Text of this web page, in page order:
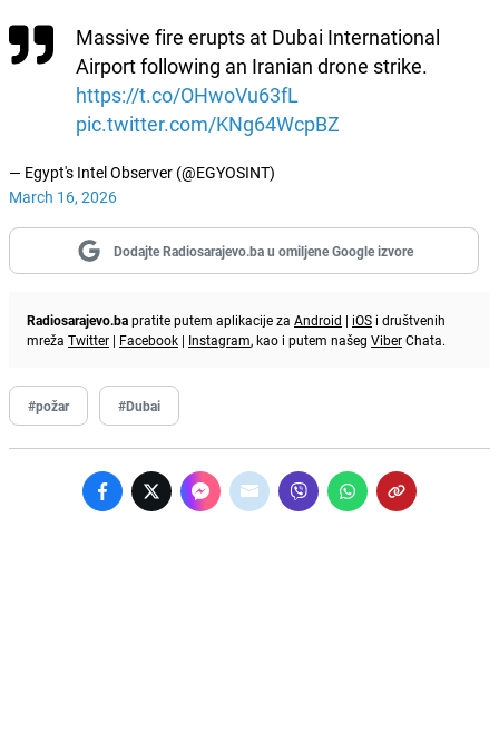
Massive fire erupts at Dubai International
Airport following an Iranian drone strike.
https://t.co/OHwoVu63fL
pic.twitter.com/KNg64WcpBZ
— Egypt's Intel Observer (@EGYOSINT)
March 16, 2026
Dodajte Radiosarajevo.ba u omiljene Google izvore
Radiosarajevo.bapratite putem aplikacije za Android | iOS i društvenih
mreža Twitter | Facebook | Instagram, kao i putem našeg ViberChata.
#požar #Dubai